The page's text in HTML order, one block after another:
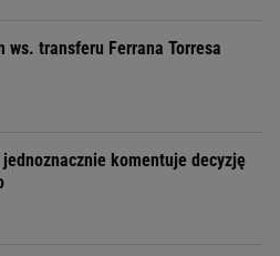
ws. transferu Ferrana Torresa
komentuje decyzję